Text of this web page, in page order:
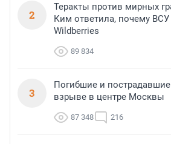
2
Теракты против мирных
Ким ответила, почему ВСУ
Wildberries
89 834
3
Погибшие и
взрыве в центре Москвы
87 348 216